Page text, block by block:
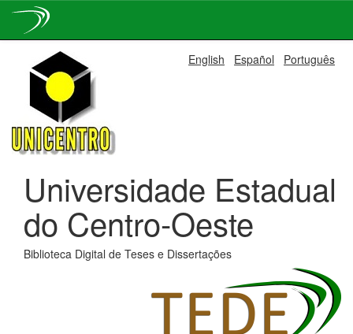
navigation
English Español Português
Universidade Estadual
do Centro-Oeste
Biblioteca Digital de Teses e Dissertações